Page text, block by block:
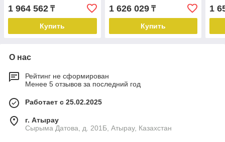
1 964 562 ₸
Купить
1 626 029₸
Купить
1
О нас
Рейтинг не сформирован
Менее 5 отзывов за последний год
Работает с 25.02.2025
г. Атырау
Сырыма Датова, д. 201Б, Атырау, Казахстан